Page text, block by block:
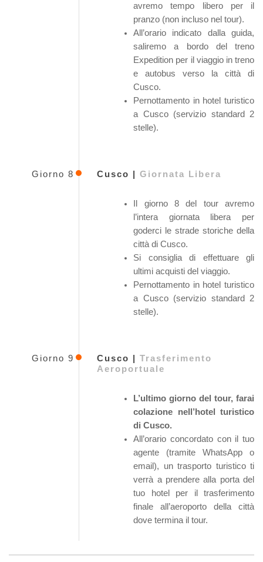
avremo tempo libero per il
pranzo (non incluso nel tour).
All’orario indicato dalla guida,
saliremo a bordo del treno
Expedition per il viaggio in treno
e autobus verso la città di
Cusco.
Pernottamento in hotel turistico
a Cusco (servizio standard 2
stelle).
Giorno 8 Cusco | Giornata Libera
Il giorno 8 del tour avremo
l’intera giornata libera per
goderci le strade storiche della
città di Cusco.
Si consiglia di effettuare gli
ultimi acquisti del viaggio.
Pernottamento in hotel turistico
a Cusco (servizio standard 2
stelle).
Giorno 9 Cusco | Trasferimento
Aeroportuale
L’ultimo giorno del tour, farai
colazione nell’hotel turistico
di Cusco.
All’orario concordato con il tuo
agente (tramite WhatsApp o
email), un trasporto turistico ti
verrà a prendere alla porta del
tuo hotel per il trasferimento
finale all’aeroporto della città
dove termina il tour.